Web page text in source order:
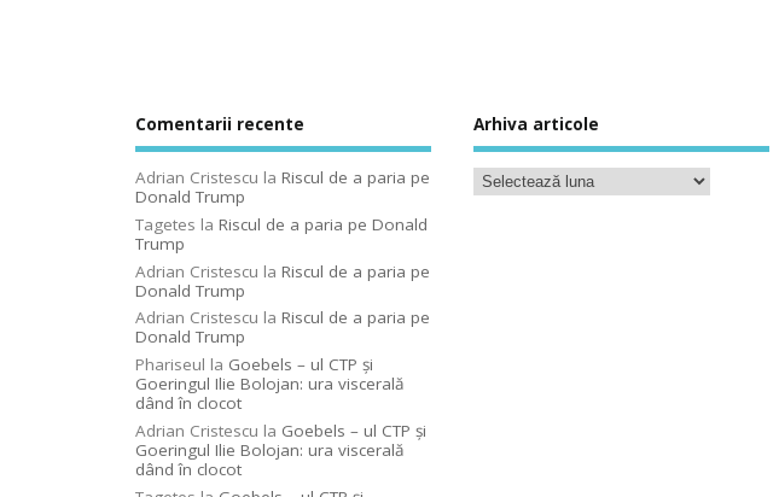
Comentarii recente
Adrian Cristescu la Riscul de a paria pe
Donald Trump
Tagetes la Riscul de a paria pe Donald
Trump
Adrian Cristescu la Riscul de a paria pe
Donald Trump
Adrian Cristescu la Riscul de a paria pe
Donald Trump
Phariseul la Goebels – ul CTP şi
Goeringul Ilie Bolojan: ura viscerală
dând în clocot
Adrian Cristescu la Goebels – ul CTP şi
Goeringul Ilie Bolojan: ura viscerală
dând în clocot
Arhiva articole